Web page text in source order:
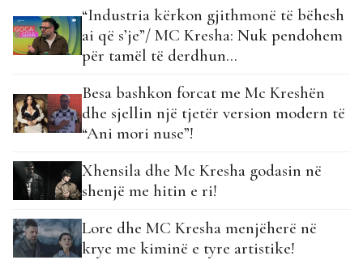
“Industria kërkon gjithmonë të bëhesh
ai që s’je”/ MC Kresha: Nuk pendohem
për tamël të derdhun…
Besa bashkon forcat me Mc Kreshën
dhe sjellin një tjetër version modern të
“Ani mori nuse”!
Xhensila dhe Mc Kresha godasin në
shenjë me hitin e ri!
Lore dhe MC Kresha menjëherë në
krye me kiminë e tyre artistike!